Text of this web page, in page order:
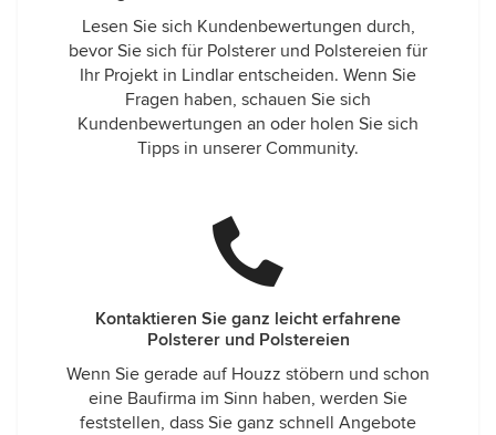
Lesen Sie sich Kundenbewertungen durch,
bevor Sie sich für Polsterer und Polstereien für
Ihr Projekt in Lindlar entscheiden. Wenn Sie
Fragen haben, schauen Sie sich
Kundenbewertungen an oder holen Sie sich
Tipps in unserer Community.
Kontaktieren Sie ganz leicht erfahrene
Polsterer und Polstereien
Wenn Sie gerade auf Houzz stöbern und schon
eine Baufirma im Sinn haben, werden Sie
feststellen, dass Sie ganz schnell Angebote